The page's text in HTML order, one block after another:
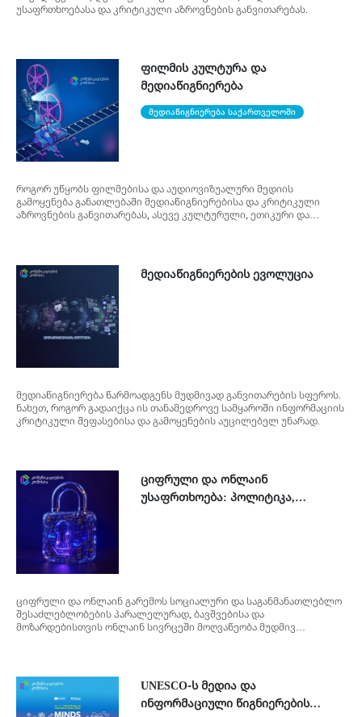
უსაფრთხოებასა და კრიტიკული აზროვნების განვითარებას.
ფილმის კულტურა და
მედიაწიგნიერება
მედიაწიგნიერება საქართველოში
როგორ უწყობს ფილმებისა და აუდიოვიზუალური მედიის
გამოყენება განათლებაში მედიაწიგნიერებისა და კრიტიკული
აზროვნების განვითარებას, ასევე კულტურული, ეთიკური და
მედიაწიგნიერების ევოლუცია
მედიაწიგნიერება წარმოადგენს მუდმივად განვითარების სფეროს.
ნახეთ, როგორ გადაიქცა ის თანამედროვე სამყაროში ინფორმაციის
კრიტიკული შეფასებისა და გამოყენების აუცილებელ უნარად.
ციფრული და ონლაინ
უსაფრთხოება: პოლიტიკა,
ციფრული და ონლაინ გარემოს სოციალური და საგანმანათლებლო
შესაძლებლობების პარალელურად, ბავშვებისა და
მოზარდებისთვის ონლაინ სივრცეში მოღვაწეობა მუდმივ
UNESCO-ს მედია და
ინფორმაციული წიგნიერების